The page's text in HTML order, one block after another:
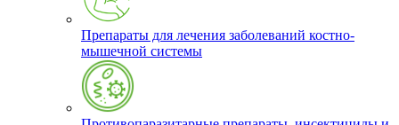
Препараты для лечения заболеваний костно-
мышечной системы